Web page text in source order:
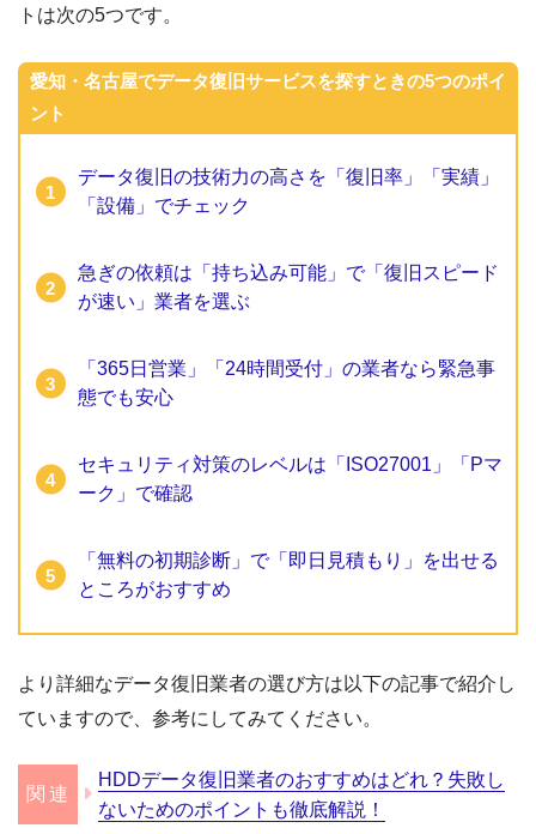
トは次の5つです。
愛知・名古屋でデータ復旧サービスを探すときの5つのポイ
ント
データ復旧の技術力の高さを「復旧率」「実績」
「設備」でチェック
急ぎの依頼は「持ち込み可能」で「復旧スピード
が速い」業者を選ぶ
「365日営業」「24時間受付」の業者なら緊急事
態でも安心
セキュリティ対策のレベルは「ISO27001」「Pマ
ーク」で確認
「無料の初期診断」で「即日見積もり」を出せる
ところがおすすめ
より詳細なデータ復旧業者の選び方は以下の記事で紹介し
ていますので、参考にしてみてください。
HDDデータ復旧業者のおすすめはどれ？失敗し
ないためのポイントも徹底解説！